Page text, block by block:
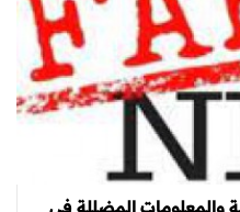
والمعلومات المضللة في